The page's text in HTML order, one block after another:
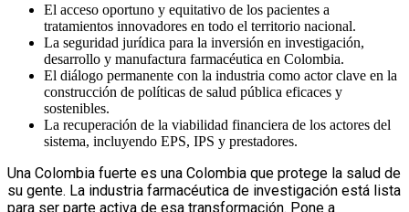
El acceso oportuno y equitativo de los pacientes a
tratamientos innovadores en todo el territorio nacional.
La seguridad jurídica para la inversión en investigación,
desarrollo y manufactura farmacéutica en Colombia.
El diálogo permanente con la industria como actor clave en la
construcción de políticas de salud pública eficaces y
sostenibles.
La recuperación de la viabilidad financiera de los actores del
sistema, incluyendo EPS, IPS y prestadores.
Una Colombia fuerte es una Colombia que protege la salud de
su gente. La industria farmacéutica de investigación está lista
para ser parte activa de esa transformación. Pone a